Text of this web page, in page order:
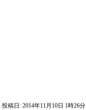
投稿日: 2014年11月10日 1時26分